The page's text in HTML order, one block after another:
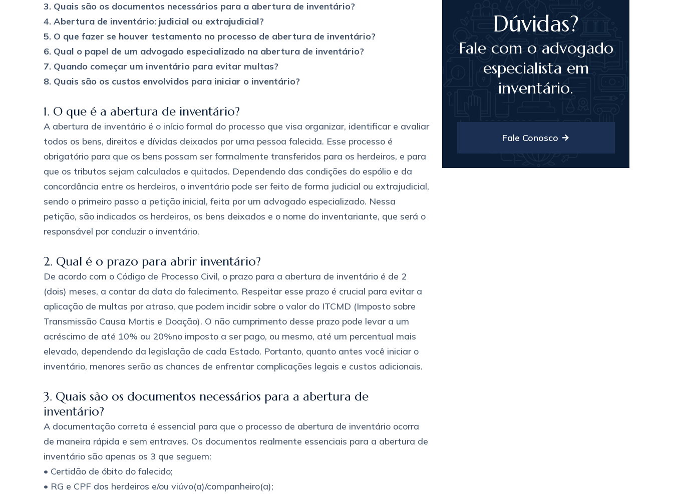
3. Quais são os documentos necessários para a abertura de inventário?
4. Abertura de inventário: judicial ou extrajudicial?
5. O que fazer se houver testamento no processo de abertura de inventário?
6. Qual o papel de um advogado especializado na abertura de inventário?
7. Quando começar um inventário para evitar multas?
8. Quais são os custos envolvidos para iniciar o inventário?
1. O que é a abertura de inventário?
A abertura de inventário é o início formal do processo que visa organizar, identificar e avaliar
todos os bens, direitos e dívidas deixados por uma pessoa falecida. Esse processo é
obrigatório para que os bens possam ser formalmente transferidos para os herdeiros, e para
que os tributos sejam calculados e quitados. Dependendo das condições do espólio e da
concordância entre os herdeiros, o inventário pode ser feito de forma judicial ou extrajudicial,
sendo o primeiro passo a petição inicial, feita por um advogado especializado. Nessa
petição, são indicados os herdeiros, os bens deixados e o nome do inventariante, que será o
responsável por conduzir o inventário.
2. Qual é o prazo para abrir inventário?
De acordo com o Código de Processo Civil, o prazo para a abertura de inventário é de 2
(dois) meses, a contar da data do falecimento. Respeitar esse prazo é crucial para evitar a
aplicação de multas por atraso, que podem incidir sobre o valor do ITCMD (Imposto sobre
Transmissão Causa Mortis e Doação). O não cumprimento desse prazo pode levar a um
acréscimo de até 10% ou 20%no imposto a ser pago, ou mesmo, até um percentual mais
elevado, dependendo da legislação de cada Estado. Portanto, quanto antes você iniciar o
inventário, menores serão as chances de enfrentar complicações legais e custos adicionais.
3. Quais são os documentos necessários para a abertura de
inventário?
A documentação correta é essencial para que o processo de abertura de inventário ocorra
de maneira rápida e sem entraves. Os documentos realmente essenciais para a abertura de
inventário são apenas os 3 que seguem:
• Certidão de óbito do falecido;
• RG e CPF dos herdeiros e/ou viúvo(a)/companheiro(a);
Dúvidas?
Fale com o advogado
especialista em
inventário.
Fale Conosco